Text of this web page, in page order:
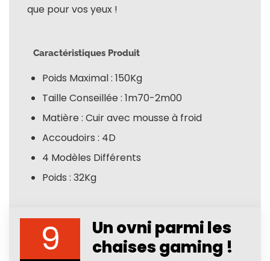
que pour vos yeux !
Caractéristiques Produit
Poids Maximal : 150Kg
Taille Conseillée : 1m70-2m00
Matière : Cuir avec mousse à froid
Accoudoirs : 4D
4 Modèles Différents
Poids : 32Kg
9
Un ovni parmi les
chaises gaming !